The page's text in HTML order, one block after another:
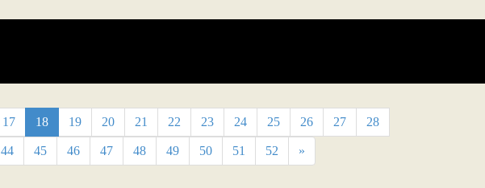
17 18 19 20 21 22 23 24 25 26 27 28
44 45 46 47 48 49 50 51 52 »